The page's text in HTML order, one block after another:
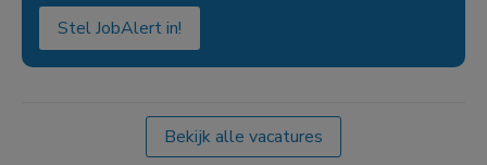
Stel JobAlert in!
Bekijk alle vacatures